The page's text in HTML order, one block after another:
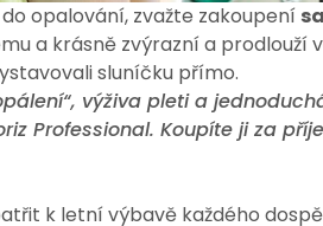
opalování, zvažte zakoupení
a krásně zvýrazní a prodlouží
sluníčku přímo.
výživa pleti a
Professional. Koupíte ji za
k letní výbavě každého